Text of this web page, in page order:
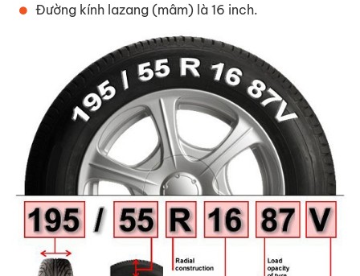
Đường kính lazang (mâm) là 16 inch.